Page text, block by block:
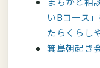
いBコース
たらくらし
箕島朝起き